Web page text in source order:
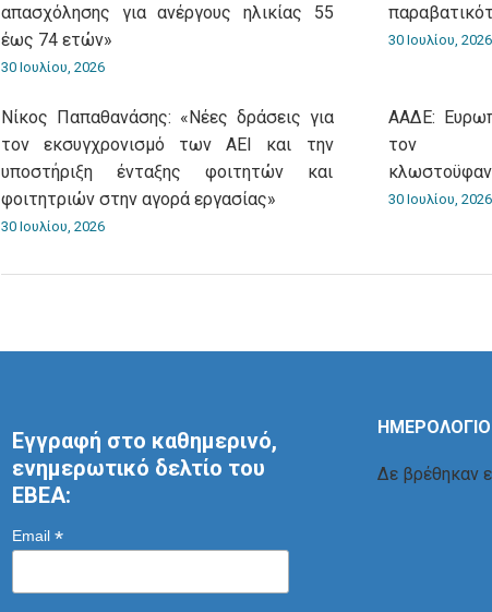
απασχόλησης για ανέργους ηλικίας 55
έως 74 ετών»
30 Ιουλίου, 2026
30 Ιουλίου, 2026
Νίκος Παπαθανάσης: «Νέες δράσεις για
τον εκσυγχρονισμό των ΑΕΙ και την
υποστήριξη ένταξης φοιτητών και
φοιτητριών στην αγορά εργασίας»
30 Ιουλίου, 2026
ΑΑΔΕ:
τον
30 Ιουλίου, 2026
Εγγραφή στο καθημερινό,
ενημερωτικό δελτίο του
ΕΒΕΑ:
Email *
Δε βρέθηκαν